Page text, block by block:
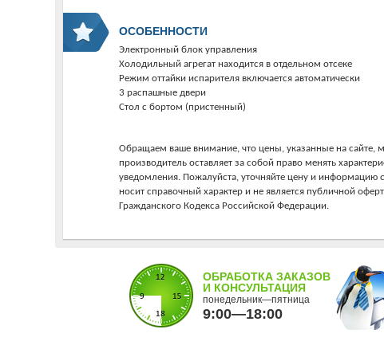
ОСОБЕННОСТИ
Электронный блок управления
Холодильный агрегат находится в отдельном отсеке
Режим оттайки испарителя включается автоматически
3 распашные двери
Стол с бортом (пристенный)
Обращаем ваше внимание, что цены, указанные на сайте,
производитель оставляет за собой право менять
уведомления. Пожалуйста, уточняйте цену и информацию
носит справочный характер и не является публичной
Гражданского Кодекса Российской Федерации.
ОБРАБОТКА ЗАКАЗОВ
И КОНСУЛЬТАЦИЯ
понедельник—пятница
9:00—18:00